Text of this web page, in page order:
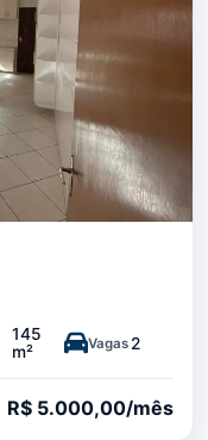
145
m²
Vagas 2
R$ 5.000,00/mês